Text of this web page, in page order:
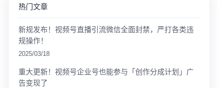
热门文章
新规发布！视频号直播引流微信全面封禁，严打各类违
规操作！
2025/03/18
重大更新！视频号企业号也能参与「创作分成计划」广
告变现了